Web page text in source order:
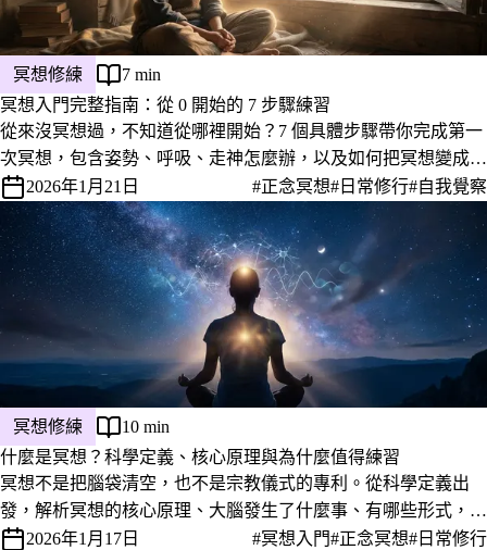
冥想修練
7 min
冥想入門完整指南：從 0 開始的 7 步驟練習
從來沒冥想過，不知道從哪裡開始？7 個具體步驟帶你完成第一
次冥想，包含姿勢、呼吸、走神怎麼辦，以及如何把冥想變成真
正的日常習慣。
2026年1月21日 #正念冥想#日常修行#自我覺察
冥想修練
10 min
什麼是冥想？科學定義、核心原理與為什麼值得練習
冥想不是把腦袋清空，也不是宗教儀式的專利。從科學定義出
發，解析冥想的核心原理、大腦發生了什麼事、有哪些形式，以
及為什麼它值得成為你的日常練習。
2026年1月17日 #冥想入門#正念冥想#日常修行